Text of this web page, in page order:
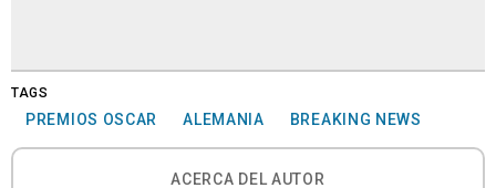
TAGS
PREMIOS OSCAR ALEMANIA BREAKING NEWS
ACERCA DEL AUTOR